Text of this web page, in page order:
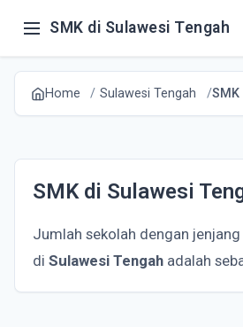
SMK di Sulawesi Tengah
Home Sulawesi Tengah SMK
SMK di Sulawesi
Jumlah sekolah dengan jenjang
di Sulawesi Tengah adalah